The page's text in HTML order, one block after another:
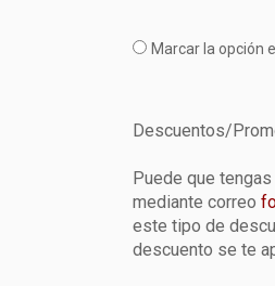
Marcar la opción
Descuentos/
Puede que
mediante correo
este tipo de
descuento se te